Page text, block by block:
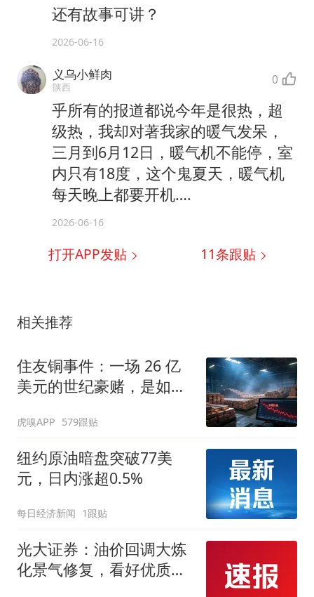
还有故事可讲？
2026-06-16
义乌小鲜肉
陕西 0
乎所有的报道都说今年是很热，超
级热，我却对著我家的暖气发呆，
三月到6月12日，暖气机不能停，室
内只有18度，这个鬼夏天，暖气机
每天晚上都要开机….
2026-06-16
打开APP发贴 11条跟贴
相关推荐
住友铜事件：一场 26 亿
美元的世纪豪赌，是如何
虎嗅APP 579跟贴
纽约原油暗盘突破77美
元，日内涨超0.5%
每日经济新闻 1跟贴
光大证券：油价回调大炼
化景气修复，看好优质炼